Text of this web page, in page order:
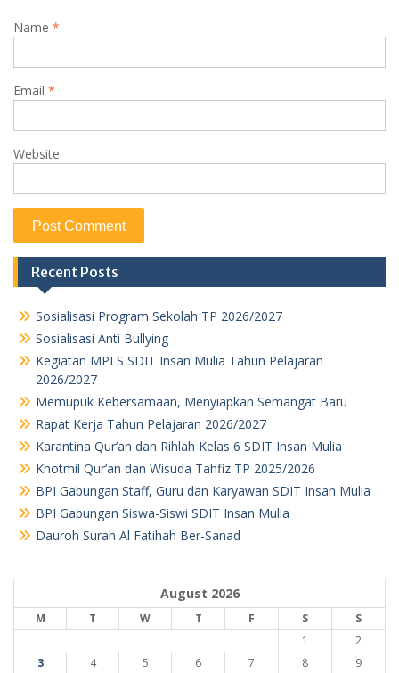
Name *
Email *
Website
Recent Posts
Sosialisasi Program Sekolah TP 2026/2027
Sosialisasi Anti Bullying
Kegiatan MPLS SDIT Insan Mulia Tahun Pelajaran
2026/2027
Memupuk Kebersamaan, Menyiapkan Semangat Baru
Rapat Kerja Tahun Pelajaran 2026/2027
Karantina Qur’an dan Rihlah Kelas 6 SDIT Insan Mulia
Khotmil Qur’an dan Wisuda Tahfiz TP 2025/2026
BPI Gabungan Staff, Guru dan Karyawan SDIT Insan Mulia
BPI Gabungan Siswa-Siswi SDIT Insan Mulia
Dauroh Surah Al Fatihah Ber-Sanad
August 2026
M T W T F S
S
1
2
3
4 5 6 7 8
9